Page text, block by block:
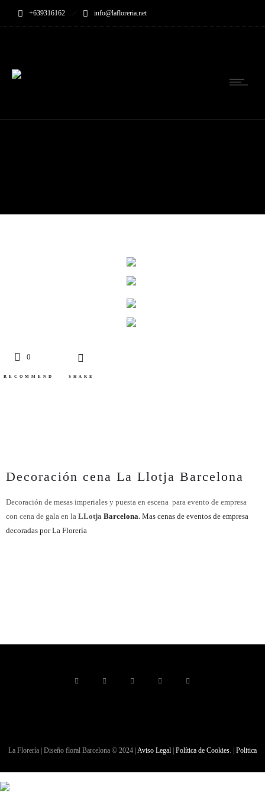
+639316162 info@lafloreria.net
0
RECOMMEND SHARE
Decoración cena La Llotja Barcelona
Decoración de mesas imperiales y puesta en escena para evento de empresa
con cena de gala en la LLotja Barcelona. Mas cenas de eventos de empresa
decoradas por La Florería
La Florería | Diseño floral Barcelona © 2024 | Aviso Legal Política de Cookies. | Politica